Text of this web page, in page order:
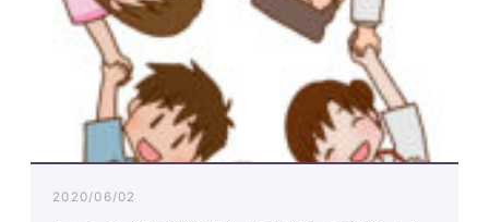
2020/06/02